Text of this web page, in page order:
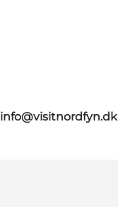
info@visitnordfyn.dk